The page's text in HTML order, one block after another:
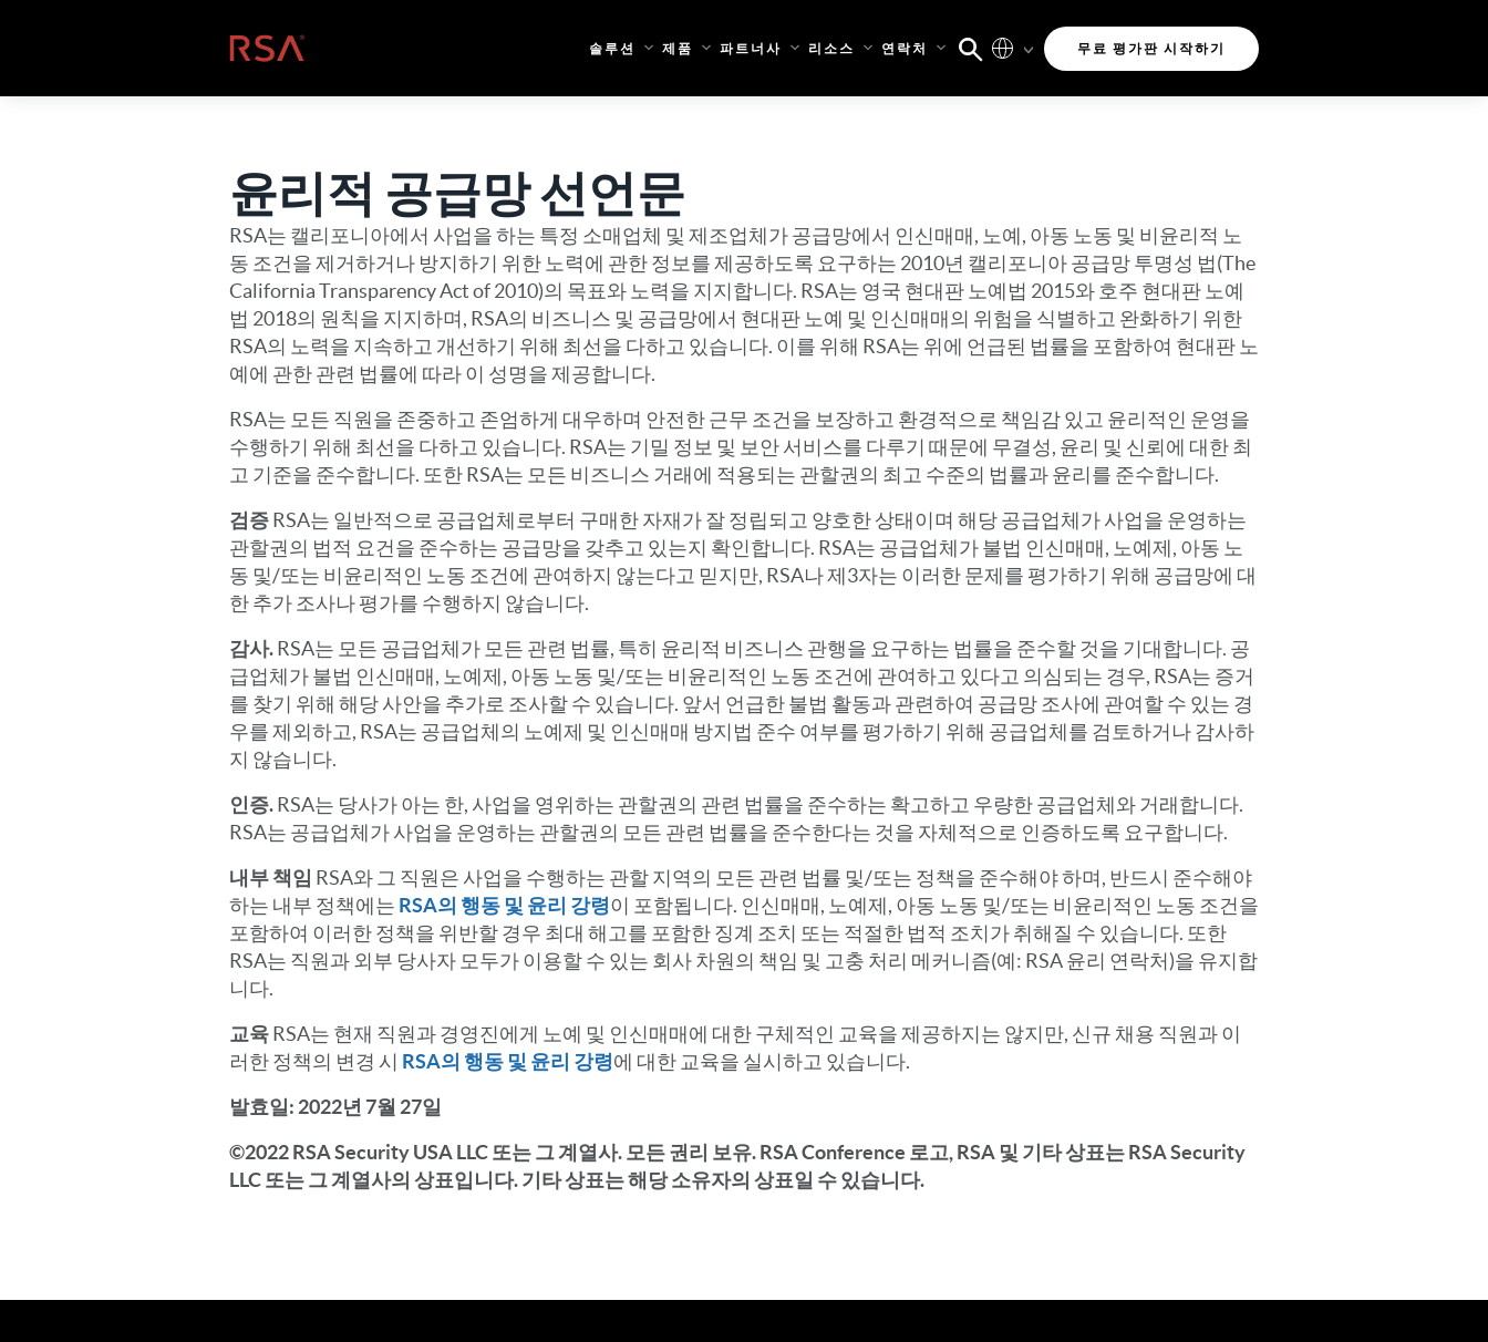
홈 솔루션 제품 파트너사 리소스 연락처 무료 평가판 시작하기
윤리적 공급망 선언문
RSA는 캘리포니아에서 사업을 하는 특정 소매업체 및 제조업체가 공급망에서 인신매매, 노예, 아동 노동 및 비윤리적 노
동 조건을 제거하거나 방지하기 위한 노력에 관한 정보를 제공하도록 요구하는 2010년 캘리포니아 공급망 투명성 법(The
California Transparency Act of 2010)의 목표와 노력을 지지합니다. RSA는 영국 현대판 노예법 2015와 호주 현대판 노예
법 2018의 원칙을 지지하며, RSA의 비즈니스 및 공급망에서 현대판 노예 및 인신매매의 위험을 식별하고 완화하기 위한
RSA의 노력을 지속하고 개선하기 위해 최선을 다하고 있습니다. 이를 위해 RSA는 위에 언급된 법률을 포함하여 현대판 노
예에 관한 관련 법률에 따라 이 성명을 제공합니다.
RSA는 모든 직원을 존중하고 존엄하게 대우하며 안전한 근무 조건을 보장하고 환경적으로 책임감 있고 윤리적인 운영을
수행하기 위해 최선을 다하고 있습니다. RSA는 기밀 정보 및 보안 서비스를 다루기 때문에 무결성, 윤리 및 신뢰에 대한 최
고 기준을 준수합니다. 또한 RSA는 모든 비즈니스 거래에 적용되는 관할권의 최고 수준의 법률과 윤리를 준수합니다.
검증RSA는 일반적으로 공급업체로부터 구매한 자재가 잘 정립되고 양호한 상태이며 해당 공급업체가 사업을 운영하는
관할권의 법적 요건을 준수하는 공급망을 갖추고 있는지 확인합니다. RSA는 공급업체가 불법 인신매매, 노예제, 아동 노
동 및/또는 비윤리적인 노동 조건에 관여하지 않는다고 믿지만, RSA나 제3자는 이러한 문제를 평가하기 위해 공급망에 대
한 추가 조사나 평가를 수행하지 않습니다.
감사.RSA는 모든 공급업체가 모든 관련 법률, 특히 윤리적 비즈니스 관행을 요구하는 법률을 준수할 것을 기대합니다. 공
급업체가 불법 인신매매, 노예제, 아동 노동 및/또는 비윤리적인 노동 조건에 관여하고 있다고 의심되는 경우, RSA는 증거
를 찾기 위해 해당 사안을 추가로 조사할 수 있습니다. 앞서 언급한 불법 활동과 관련하여 공급망 조사에 관여할 수 있는 경
우를 제외하고, RSA는 공급업체의 노예제 및 인신매매 방지법 준수 여부를 평가하기 위해 공급업체를 검토하거나 감사하
지 않습니다.
인증.RSA는 당사가 아는 한, 사업을 영위하는 관할권의 관련 법률을 준수하는 확고하고 우량한 공급업체와 거래합니다.
RSA는 공급업체가 사업을 운영하는 관할권의 모든 관련 법률을 준수한다는 것을 자체적으로 인증하도록 요구합니다.
내부 책임 RSA와 그 직원은 사업을 수행하는 관할 지역의 모든 관련 법률 및/또는 정책을 준수해야 하며, 반드시 준수해야
하는 내부 정책에는 RSA의 행동 및 윤리 강령이 포함됩니다. 인신매매, 노예제, 아동 노동 및/또는 비윤리적인 노동 조건을
포함하여 이러한 정책을 위반할 경우 최대 해고를 포함한 징계 조치 또는 적절한 법적 조치가 취해질 수 있습니다. 또한
RSA는 직원과 외부 당사자 모두가 이용할 수 있는 회사 차원의 책임 및 고충 처리 메커니즘(예: RSA 윤리 연락처)을 유지합
니다.
교육RSA는 현재 직원과 경영진에게 노예 및 인신매매에 대한 구체적인 교육을 제공하지는 않지만, 신규 채용 직원과 이
러한 정책의 변경 시 RSA의 행동 및 윤리 강령에 대한 교육을 실시하고 있습니다.
발효일: 2022년 7월 27일
©2022 RSA Security USA LLC 또는 그 계열사. 모든 권리 보유. RSA Conference 로고, RSA 및 기타 상표는 RSA Security
LLC 또는 그 계열사의 상표입니다. 기타 상표는 해당 소유자의 상표일 수 있습니다.